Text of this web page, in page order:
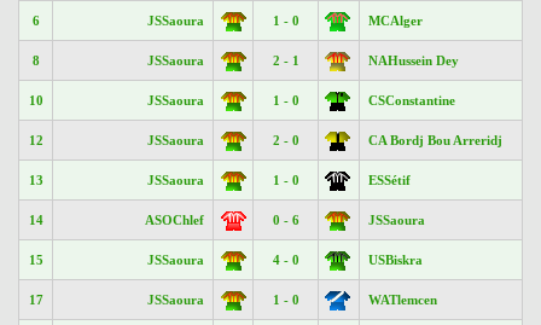
6 JSSaoura 1 - 0 MCAlger
8 JSSaoura 2 - 1 NAHussein Dey
10 JSSaoura 1 - 0 CSConstantine
12 JSSaoura 2 - 0 CA Bordj Bou Arreridj
13 JSSaoura 1 - 0 ESSétif
14 ASOChlef 0 - 6 JSSaoura
15 JSSaoura 4 - 0 USBiskra
17 JSSaoura 1 - 0 WATlemcen